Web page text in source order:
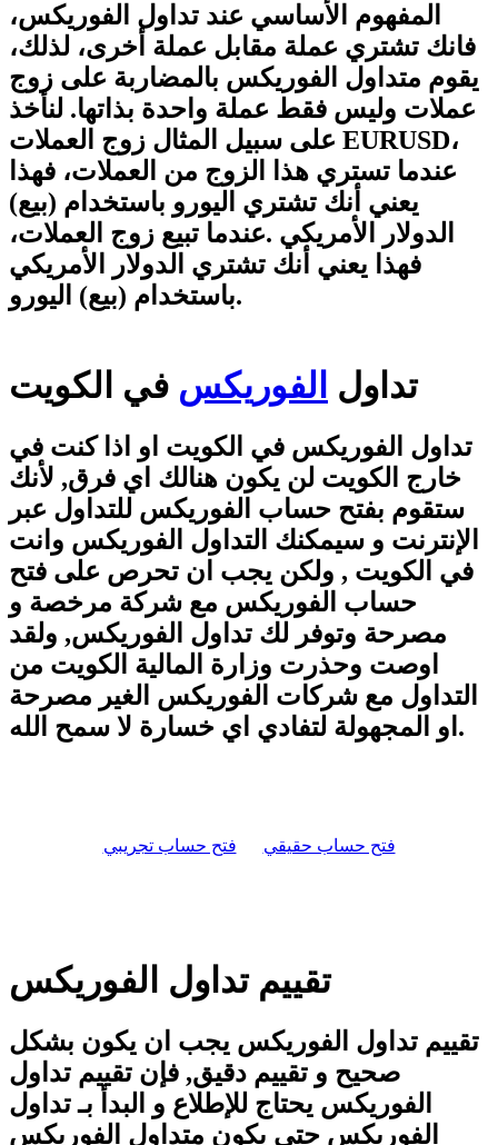
المفهوم الأساسي عند تداول الفوريكس،
فانك تشتري عملة مقابل عملة أخرى، لذلك،
يقوم متداول الفوريكس بالمضاربة على زوج
عملات وليس فقط عملة واحدة بذاتها. لنأخذ
على سبيل المثال زوج العملات EURUSD،
عندما تستري هذا الزوج من العملات، فهذا
يعني أنك تشتري اليورو باستخدام (بيع)
الدولار الأمريكي .عندما تبيع زوج العملات،
فهذا يعني أنك تشتري الدولار الأمريكي
باستخدام (بيع) اليورو.
تداول الفوريكس في الكويت
تداول الفوريكس في الكويت او اذا كنت في
خارج الكويت لن يكون هنالك اي فرق, لأنك
ستقوم بفتح حساب الفوريكس للتداول عبر
الإنترنت و سيمكنك التداول الفوريكس وانت
في الكويت , ولكن يجب ان تحرص على فتح
حساب الفوريكس مع شركة مرخصة و
مصرحة وتوفر لك تداول الفوريكس, ولقد
اوصت وحذرت وزارة المالية الكويت من
التداول مع شركات الفوريكس الغير مصرحة
او المجهولة لتفادي اي خسارة لا سمح الله.
فتح حساب حقيقي فتح حساب تجريبي
تقييم تداول الفوريكس
تقييم تداول الفوريكس يجب ان يكون بشكل
صحيح و تقييم دقيق, فإن تقييم تداول
الفوريكس يحتاج للإطلاع و البدأ بـ تداول
الفوريكس حتى يكون متداول الفوريكس